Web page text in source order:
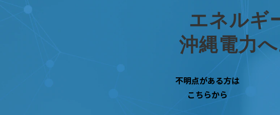
エネルギ
沖縄電力
不明点がある方は
こちらから